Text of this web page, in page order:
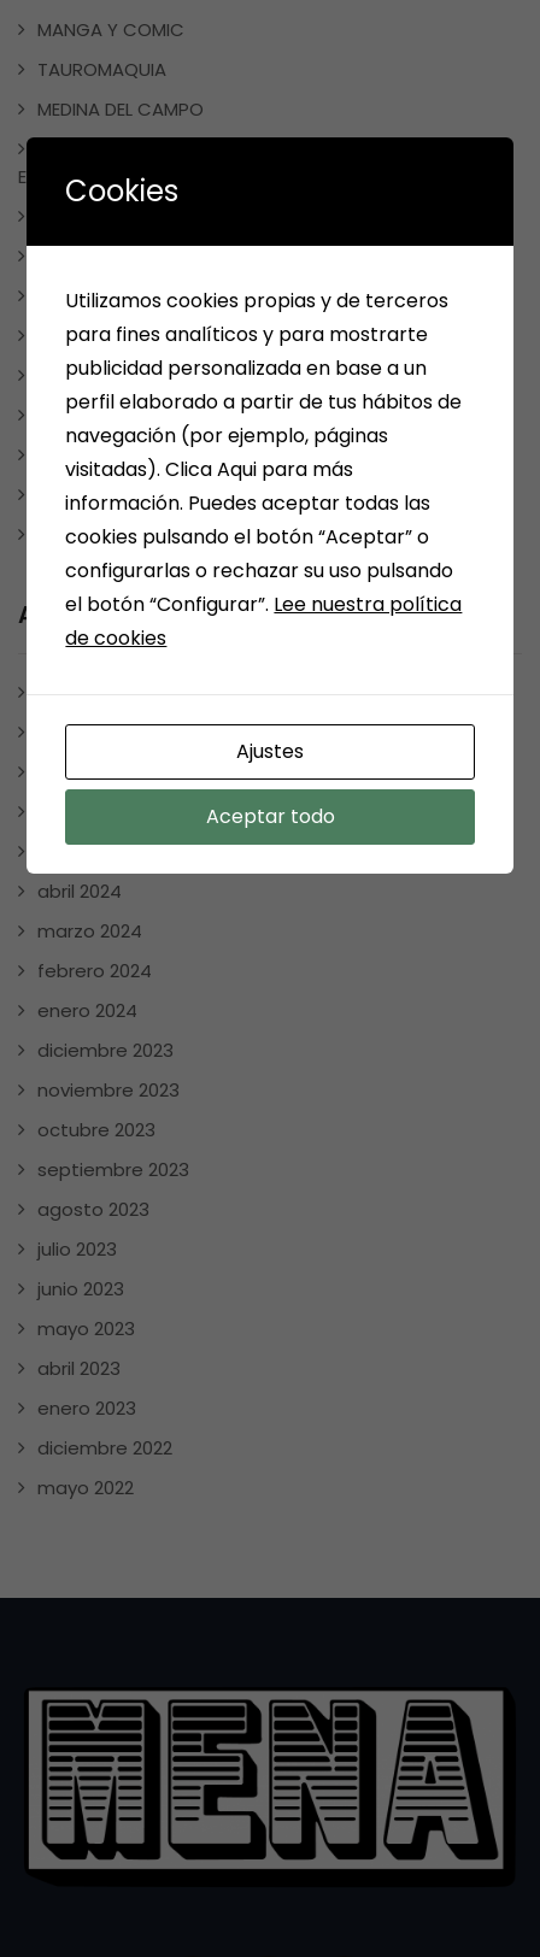
MANGA Y COMIC
TAUROMAQUIA
MEDINA DEL CAMPO
ESPECIALES
REDES SOCIALES
REGALOS
REGALOSPERSONALIZADOS
SMOLKAY
Uncategorized
VARIOS
WEBS RECOMENDABLES
Archives
julio 2025
enero 2025
diciembre 2024
mayo 2024
abril 2024
marzo 2024
febrero 2024
enero 2024
diciembre 2023
noviembre 2023
octubre 2023
septiembre 2023
agosto 2023
julio 2023
junio 2023
mayo 2023
abril 2023
enero 2023
diciembre 2022
mayo 2022
Cookies
Utilizamos cookies propias y de terceros
para fines analíticos y para mostrarte
publicidad personalizada en base a un
perfil elaborado a partir de tus hábitos de
navegación (por ejemplo, páginas
visitadas). Clica Aqui para más
información. Puedes aceptar todas las
cookies pulsando el botón “Aceptar” o
configurarlas o rechazar su uso pulsando
el botón “Configurar”. Lee nuestra política
de cookies
Ajustes
Aceptar todo